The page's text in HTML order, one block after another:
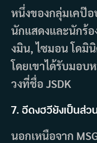
หนึ่งของกลุ่มเคป๊อ
นักแสดงและนักร้
งมิน, ไซมอน โดมิ
โดยเขาได้รับมอบ
วงที่ชื่อ JSDK
7. อีดงฮวียังเป็นส่
นอกเหนือจาก